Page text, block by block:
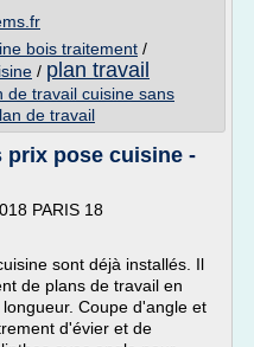
bois traitement /
/ plan travail
de travail cuisine sans
de travail
prix pose cuisine -
PARIS 18
sont déjà installés. Il
de plans de travail en
Coupe d'angle et
d'évier et de